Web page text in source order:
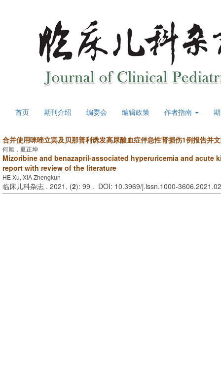
首页 期刊介绍 编委会 编辑政策 作者指南
合并使用咪唑立宾及贝那普利诱发高尿酸血症伴急性肾损伤1例报告并
何旭，夏正坤
Mizoribine and benazapril-associated hyperuricemia and acute
report with review of the literature
HE Xu, XIA Zhengkun
临床儿科杂志 . 2021, (2): 99 . DOI: 10.3969/j.issn.1000-